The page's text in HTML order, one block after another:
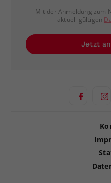
Mit der Anmeldung zum
aktuell gültigen
Jetzt